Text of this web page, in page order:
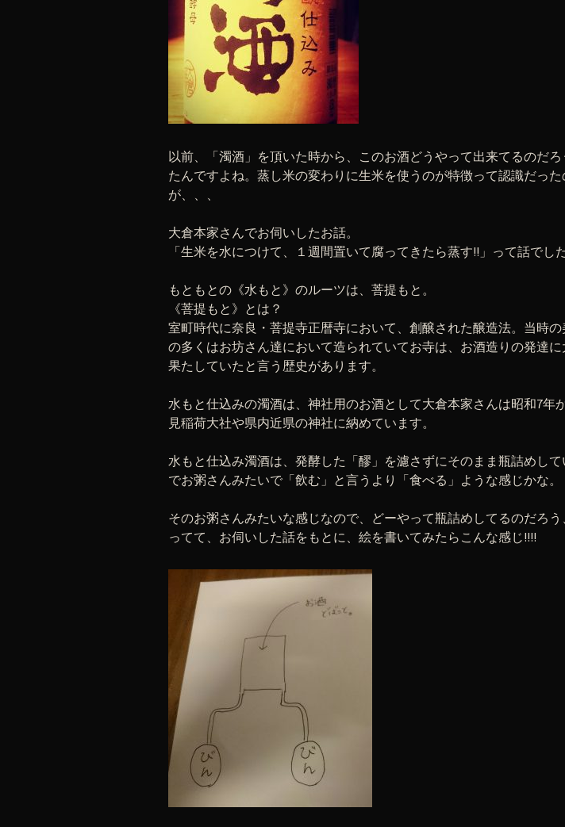
以前、「濁酒」を頂いた時から、このお酒どうやって出来てるのだろ
たんですよね。蒸し米の変わりに生米を使うのが特徴って認識だった
が、、、
大倉本家さんでお伺いしたお話。
「生米を水につけて、１週間置いて腐ってきたら蒸す!!」って話でした
もともとの《水もと》のルーツは、菩提もと。
《菩提もと》とは？
室町時代に奈良・菩提寺正暦寺において、創醸された醸造法。当時
の多くはお坊さん達において造られていてお寺は、お酒造りの発達
果たしていたと言う歴史があります。
水もと仕込みの濁酒は、神社用のお酒として大倉本家さんは昭和7年
見稲荷大社や県内近県の神社に納めています。
水もと仕込み濁酒は、発酵した「醪」を濾さずにそのまま瓶詰めし
でお粥さんみたいで「飲む」と言うより「食べる」ような感じかな。
そのお粥さんみたいな感じなので、どーやって瓶詰めしてるのだろ
ってて、お伺いした話をもとに、絵を書いてみたらこんな感じ!!!!